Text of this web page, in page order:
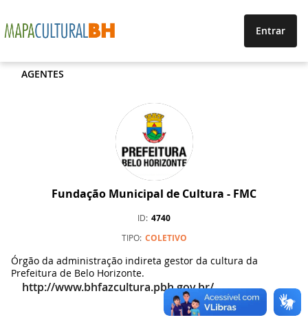
Entrar
AGENTES
Fundação Municipal de Cultura - FMC
ID 4740
TIPO COLETIVO
Órgão da administração indireta gestor da cultura da
Prefeitura de Belo Horizonte.
http://www.bhfazcultura.pbh.gov.br/